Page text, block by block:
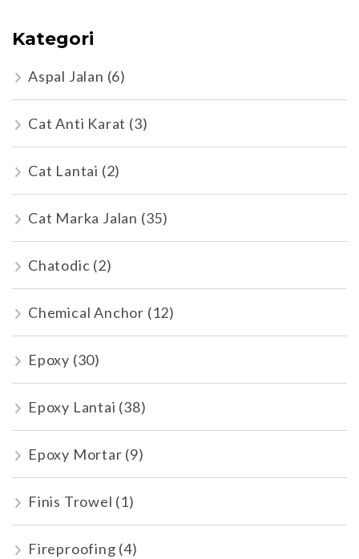
Kategori
Aspal Jalan (6)
Cat Anti Karat (3)
Cat Lantai (2)
Cat Marka Jalan (35)
Chatodic (2)
Chemical Anchor (12)
Epoxy (30)
Epoxy Lantai (38)
Epoxy Mortar (9)
Finis Trowel (1)
Fireproofing (4)